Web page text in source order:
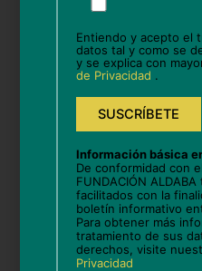
«Actividade
Proxecto Seixo
V subvencionado
na convocatoria
fai posible
habilidades e
aprendizaxes
dixital e; o
favor,
este
campo
vacío.
Entiendo y acepto el
datos tal y como se
y se explica con
de Privacidad .
Información básica
De conformidad con el
FUNDACIÓN
facilitados con la
boletín informativo
Para obtener más
tratamiento de sus
derechos, visite
Privacidad